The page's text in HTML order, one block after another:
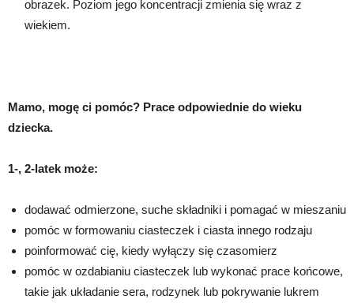
obrazek. Poziom jego koncentracji zmienia się wraz z
wiekiem.
Mamo, mogę ci pomóc? Prace odpowiednie do wieku
dziecka.
1-, 2-latek może:
dodawać odmierzone, suche składniki i pomagać w mieszaniu
pomóc w formowaniu ciasteczek i ciasta innego rodzaju
poinformować cię, kiedy wyłączy się czasomierz
pomóc w ozdabianiu ciasteczek lub wykonać prace końcowe,
takie jak układanie sera, rodzynek lub pokrywanie lukrem